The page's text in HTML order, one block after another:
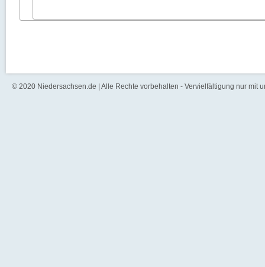
© 2020 Niedersachsen.de | Alle Rechte vorbehalten - Vervielfältigung nur mit